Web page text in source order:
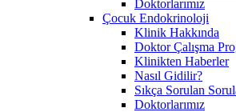
Doktorlarımız
Çocuk Endokrinoloji
Klinik Hakkında
Doktor Çalışma
Klinikten Haberler
Nasıl Gidilir?
Sıkça Sorulan
Doktorlarımız